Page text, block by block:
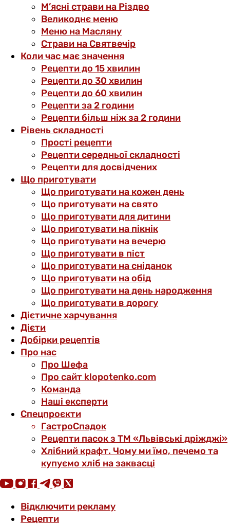
М’ясні страви на Різдво
Великоднє меню
Меню на Масляну
Страви на Святвечір
Коли час має значення
Рецепти до 15 хвилин
Рецепти до 30 хвилин
Рецепти до 60 хвилин
Рецепти за 2 години
Рецепти більш ніж за 2 години
Рівень складності
Прості рецепти
Рецепти середньої складності
Рецепти для досвідчених
Що приготувати
Що приготувати на кожен день
Що приготувати на свято
Що приготувати для дитини
Що приготувати на пікнік
Що приготувати на вечерю
Що приготувати в піст
Що приготувати на сніданок
Що приготувати на обід
Що приготувати на день народження
Що приготувати в дорогу
Дієтичне харчування
Дієти
Добірки рецептів
Про нас
Про Шефа
Про сайт klopotenko.com
Команда
Наші експерти
Спецпроєкти
ГастроСпадок
Рецепти пасок з ТМ «Львівські дріжджі»
Хлібний крафт. Чому ми їмо, печемо та
купуємо хліб на заквасці
Відключити рекламу
Рецепти